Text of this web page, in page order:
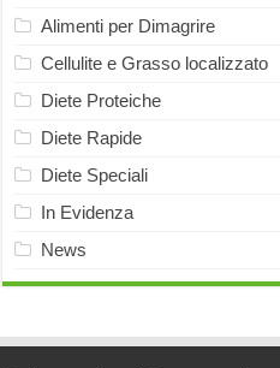
Alimenti per Dimagrire
Cellulite e Grasso localizzato
Diete Proteiche
Diete Rapide
Diete Speciali
In Evidenza
News